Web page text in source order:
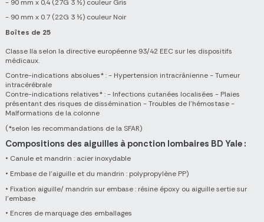
- 90 mm x 0,4 (27G 3 ½) couleur Gris
- 90 mm x 0.7 (22G 3 ½) couleur Noir
Boîtes de 25
Classe IIa selon la directive européenne 93/42 EEC sur les dispositifs
médicaux.
Contre-indications absolues* : - Hypertension intracrânienne - Tumeur
intracérébrale
Contre-indications relatives* : - Infections cutanées localisées - Plaies
présentant des risques de dissémination - Troubles de l’hémostase -
Malformations de la colonne
(*selon les recommandations de la SFAR)
Compositions des aiguilles à ponction lombaires BD Yale :
• Canule et mandrin : acier inoxydable
• Embase de l’aiguille et du mandrin : polypropylène PP)
• Fixation aiguille/ mandrin sur embase : résine époxy ou aiguille sertie sur
l’embase
• Encres de marquage des emballages